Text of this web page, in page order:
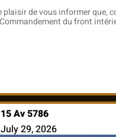
plaisir de vous informer que,
du front
15 Av 5786
July 29, 2026